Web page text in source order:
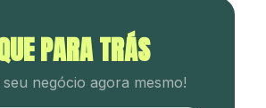
PARA TRÁS
negócio agora mesmo!